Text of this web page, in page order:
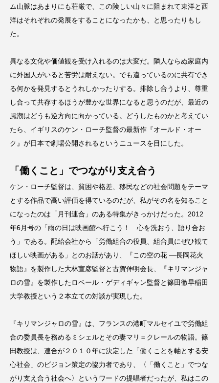
ム山脈はあまりにも荘厳で、この険しい山々に阻まれて東洋と西
洋はそれぞれの発展をすることになったかも、と思ったりもし
た。
異なる文化や価値観を受け入れるのは大変だ。隣人ならぬ家庭内
に外国人がいると苦労は耐えない。でも違っているのに共有でき
る何かを発見するとうれしかったりする。排除し合うより、尊重
し合って共存するほうが豊かな世界になると思うのだが、最近の
風潮はどうも逆方向に向かっている。どうしたものかと考えてい
たら、イギリスのケン・ローチ監督の最新作『オールド・オー
ク』が日本で劇場公開されるというニュースを目にした。
「働くこと」でつながり支え合う
ケン・ローチ監督は、貧困や格差、移民などの社会問題をテーマ
とする作品で高い評価を得ているのだが、私がその名を知ること
になったのは「月刊連合」のある特集がきっかけだった。2012
年6月号の「雨の日は映画館へ行こう！ 心を洗おう、語り合お
う」である。配給会社から「労働組合の役員、組合員にぜひ観て
ほしい映画がある」とのお話があり、『この空の花 ―長岡花火
物語』を製作した大林宣彦監督と古賀伸明会長、『キリマンジャ
ロの雪』を製作したロベール・ゲディギャン監督と篠田徹早稲田
大学教授という２本立ての対談が実現した。
『キリマンジャロの雪』は、フランスの港町マルセイユで労働組
合の委員長を務めるミシェルとその妻マリ＝クレールの物語。篠
田教授は、連合が２０１０年に決定した「働くことを軸とする安
心社会」のビジョン策定の協力者であり、〈「働くこと」でつな
がり支え合う社会へ〉というワードの提唱者だったが、私はこの